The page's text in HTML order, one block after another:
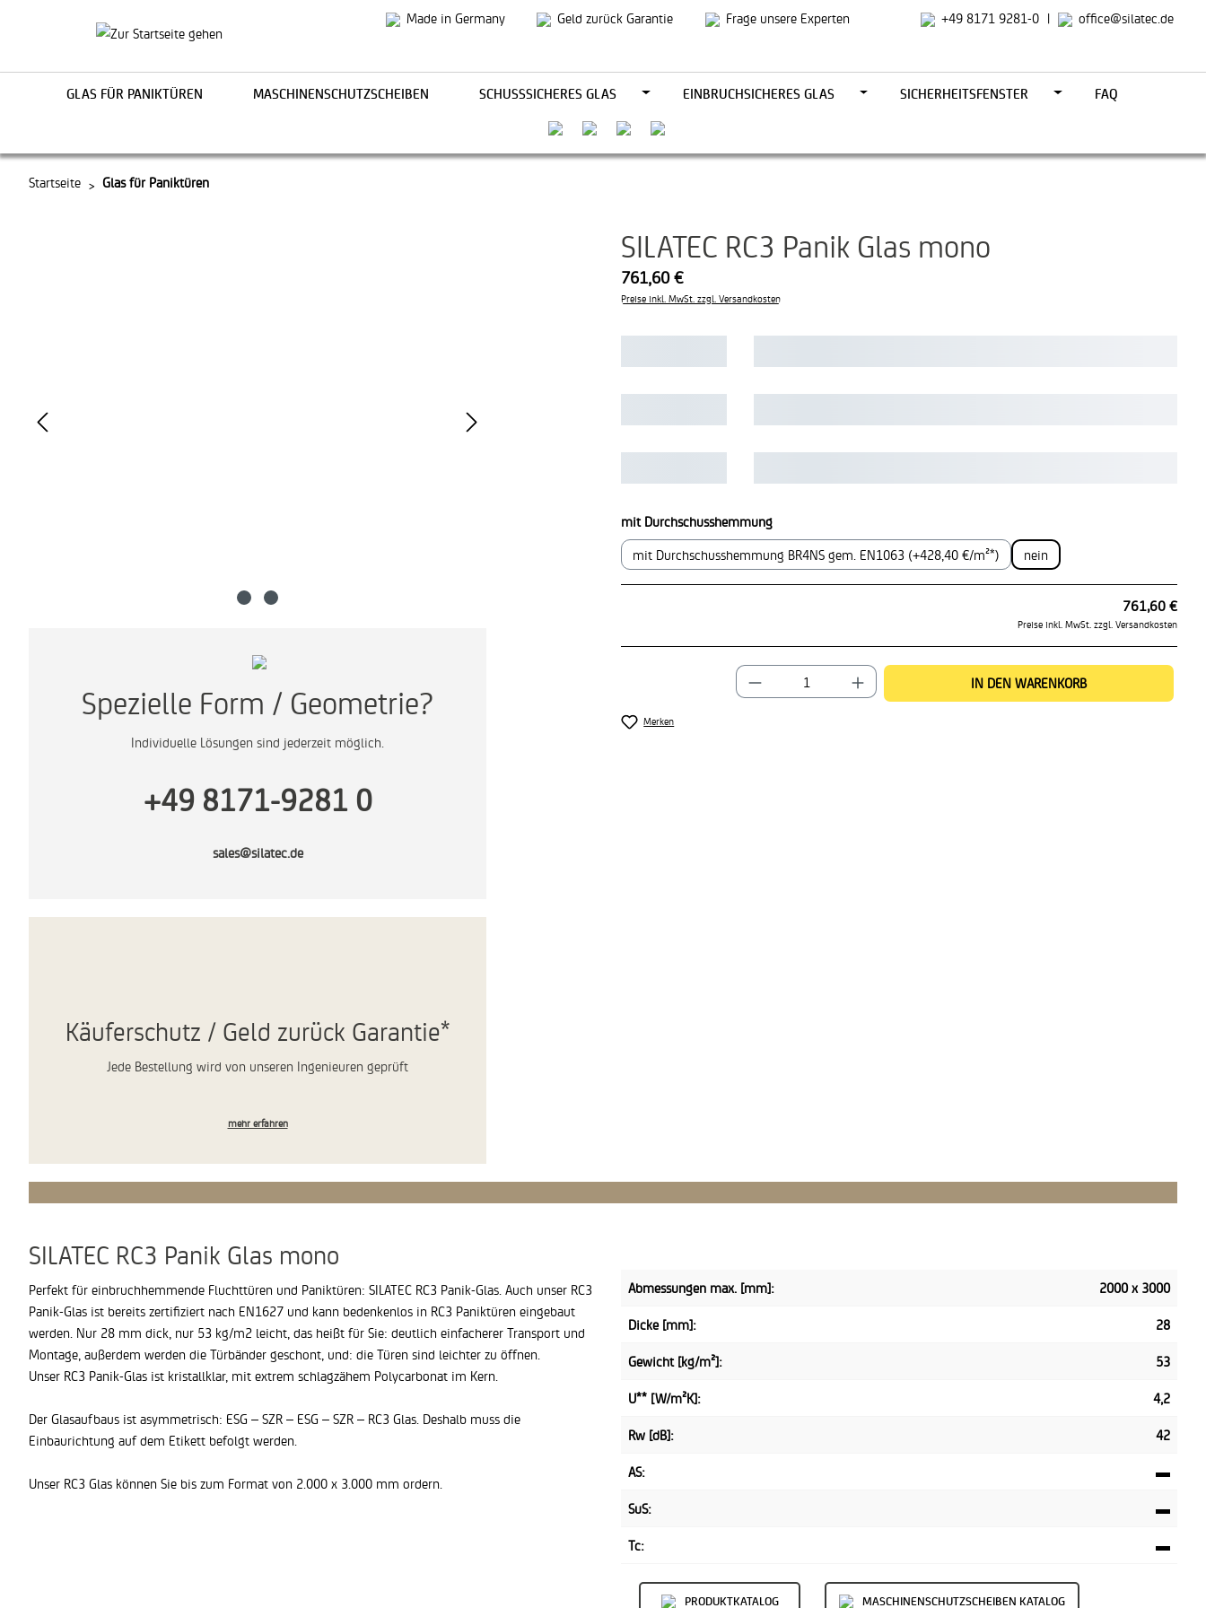
Zur Hauptnavigation springen Made in Germany Geld zurück Garantie Frage unsere Experten +49 8171 9281-0 | office@silatec.de
GLAS FÜR PANIKTÜREN MASCHINENSCHUTZSCHEIBEN SCHUSSSICHERES GLAS EINBRUCHSICHERES GLAS SICHERHEITSFENSTER FAQ
Startseite Glas für Paniktüren
Spezielle Form / Geometrie?
Individuelle Lösungen sind jederzeit möglich.
+49 8171-9281 0
sales@silatec.de
Käuferschutz / Geld zurück Garantie*
Jede Bestellung wird von unseren Ingenieuren geprüft
mehr erfahren
SILATEC RC3 Panik Glas mono
761,60 €
Preise inkl. MwSt. zzgl. Versandkosten
mit Durchschusshemmungauswählen
mit Durchschusshemmung BR4NS gem. EN1063 (+428,40 €/m²*)
nein
761,60 €
Preise inkl. MwSt. zzgl. Versandkosten
Produkt Anzahl: Gib den gewünschten Wert ein oder
IN DEN WARENKORB
Merken
SILATEC RC3 Panik Glas mono
Perfekt für einbruchhemmende Fluchttüren und Paniktüren: SILATEC RC3 Panik-Glas. Auch unser RC3
Panik-Glas ist bereits zertifiziert nach EN1627 und kann bedenkenlos in RC3 Paniktüren eingebaut
werden. Nur 28 mm dick, nur 53 kg/m2 leicht, das heißt für Sie: deutlich einfacherer Transport und
Montage, außerdem werden die Türbänder geschont, und: die Türen sind leichter zu öffnen.
Unser RC3 Panik-Glas ist kristallklar, mit extrem schlagzähem Polycarbonat im Kern.
Der Glasaufbaus ist asymmetrisch: ESG – SZR – ESG – SZR – RC3 Glas. Deshalb muss die
Einbaurichtung auf dem Etikett befolgt werden.
Unser RC3 Glas können Sie bis zum Format von 2.000 x 3.000 mm ordern.
Abmessungen max. [mm]:
2000 x 3000
Dicke [mm]:
28
Gewicht [kg/m²]:
53
U** [W/m²K]:
4,2
Rw [dB]:
42
AS:
▬
SuS:
▬
Tc:
▬
PRODUKTKATALOG MASCHINENSCHUTZSCHEIBEN KATALOG